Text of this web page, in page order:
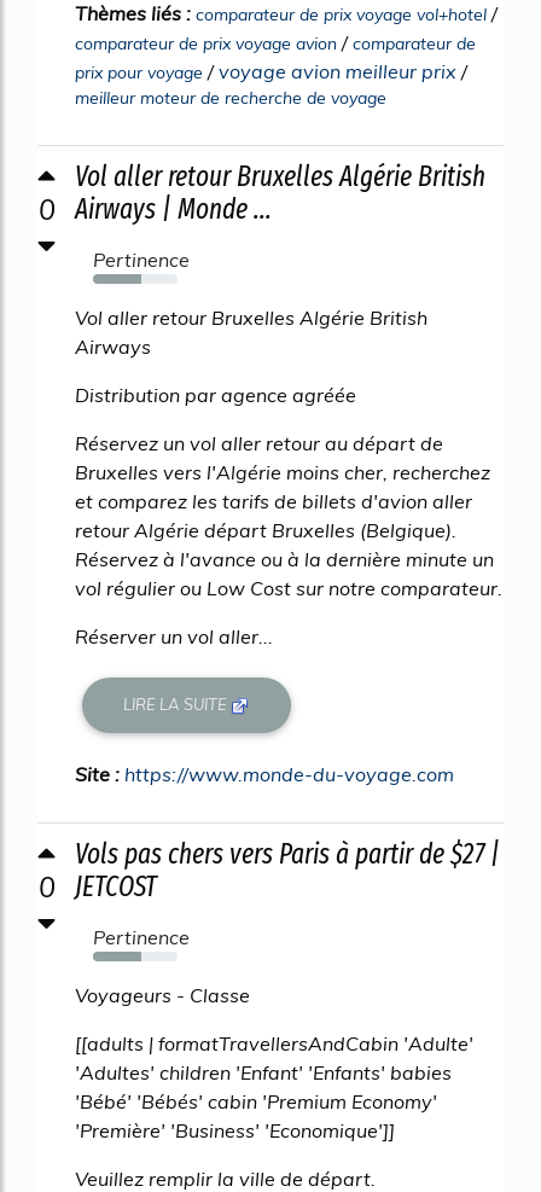
Thèmes liés : comparateur de prix voyage vol+hotel /
comparateur de prix voyage avion /comparateur de
prix pour voyage /voyage avion meilleur prix /
meilleur moteur de recherche de voyage
0
Vol aller retour Bruxelles Algérie British
Airways | Monde ...
Pertinence
57%
Vol aller retour Bruxelles Algérie British
Airways
Distribution par agence agréée
Réservez un vol aller retour au départ de
Bruxelles vers l'Algérie moins cher, recherchez
et comparez les tarifs de billets d'avion aller
retour Algérie départ Bruxelles (Belgique).
Réservez à l'avance ou à la dernière minute un
vol régulier ou Low Cost sur notre comparateur.
Réserver un vol aller...
LIRE LA SUITE
Site : https://www.monde-du-voyage.com
0
Vols pas chers vers Paris à partir de $27 |
JETCOST
Pertinence
57%
Voyageurs - Classe
[[adults | formatTravellersAndCabin 'Adulte'
'Adultes' children 'Enfant' 'Enfants' babies
'Bébé' 'Bébés' cabin 'Premium Economy'
'Première' 'Business' 'Economique']]
Veuillez remplir la ville de départ.